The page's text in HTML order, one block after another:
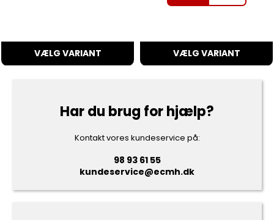
VÆLG VARIANT VÆLG VARIANT
Har du brug for hjælp?
Kontakt vores kundeservice på:
98 93 61 55
kundeservice@ecmh.dk